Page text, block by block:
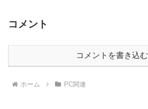
コメント
コメントを書き込む
ホーム PC関連